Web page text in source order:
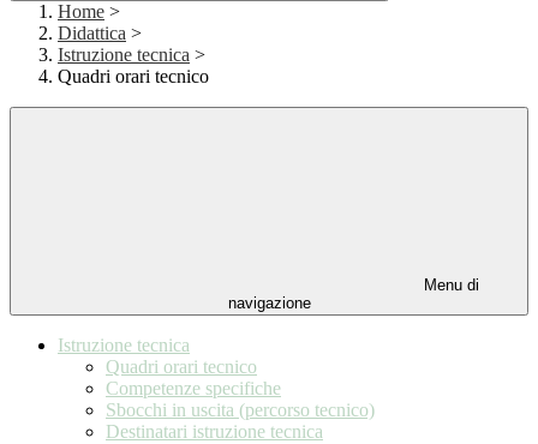
Home >
Didattica >
Istruzione tecnica >
Quadri orari tecnico
Menu di
navigazione
Istruzione tecnica
Quadri orari tecnico
Competenze specifiche
Sbocchi in uscita (percorso tecnico)
Destinatari istruzione tecnica